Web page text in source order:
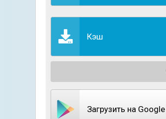
Кэш
Загрузить на